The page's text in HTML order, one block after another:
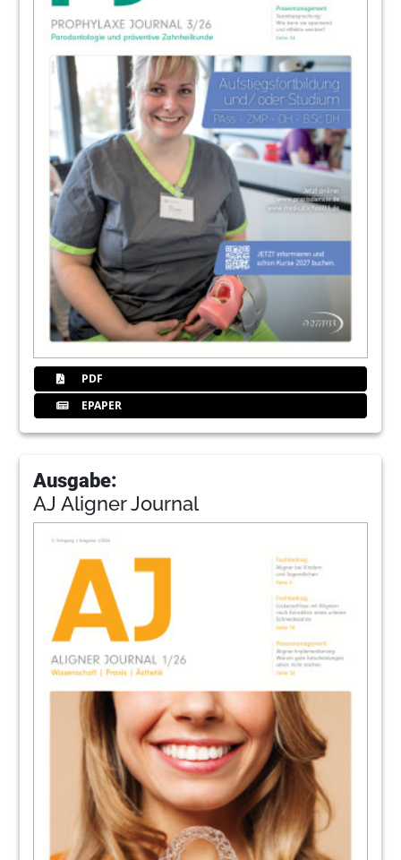
PDF
EPAPER
Ausgabe:
AJ Aligner Journal